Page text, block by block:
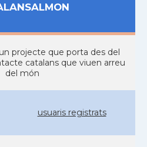
projecte que porta des del
catalans que viuen arreu
del món
usuaris registrats